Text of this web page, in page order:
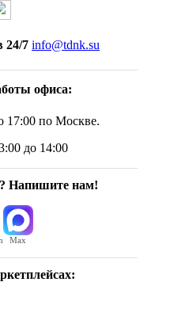
24/7 info@tdnk.su
офиса:
17:00 по Москве.
до 14:00
Напишите нам!
Max